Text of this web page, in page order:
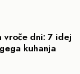
vroče dni: 7 idej
kuhanja